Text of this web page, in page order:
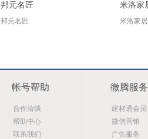
邦元名匠
邦元名匠
米洛家
米洛家居
帐号帮助
合作洽谈
帮助中心
联系我们
微腾服务
建材通会员
微信营销
广告服务